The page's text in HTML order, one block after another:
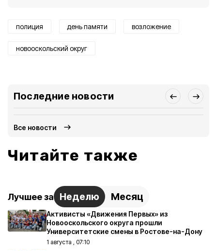
полиция день памяти возложение
новооскольский округ
Последние новости
Все новости
Читайте также
Лучшее за Неделю Месяц
Активисты «Движения Первых» из
Новооскольского округа прошли
Университетские смены в Ростове-на-Дону
1 августа , 07:10